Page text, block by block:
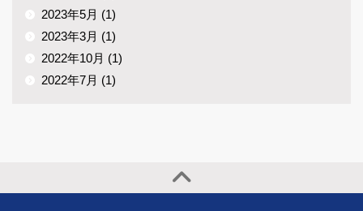
2023年5月 (1)
2023年3月 (1)
2022年10月 (1)
2022年7月 (1)